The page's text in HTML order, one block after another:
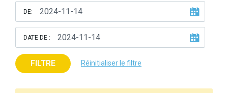
DE:
DATE DE :
FILTRE Réinitialiser le filtre